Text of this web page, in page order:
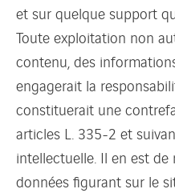
et sur quelque support
Toute exploitation non
contenu, des
engagerait la
constituerait une
articles L. 335-2 et
intellectuelle. Il en est de
données figurant sur le